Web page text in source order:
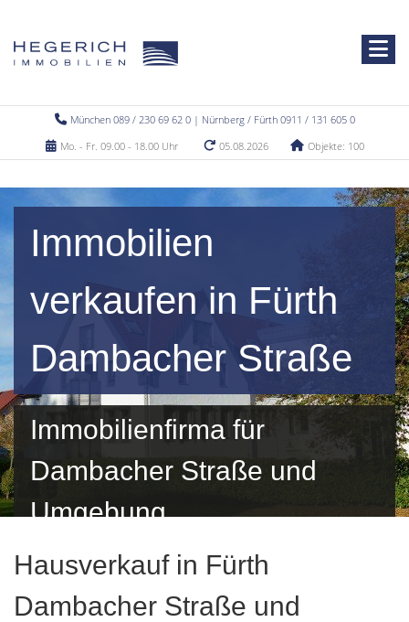
München 089 / 230 69 62 0 | Nürnberg / Fürth 0911 / 131 605 0
Mo. - Fr. 09.00 - 18.00 Uhr
05.08.2026 Objekte: 100
Immobilien
verkaufen in Fürth
Dambacher Straße
Immobilienfirma für
Dambacher Straße und
Umgebung
Hausverkauf in Fürth
Dambacher Straße und